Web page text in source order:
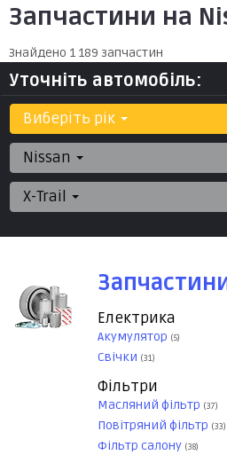
Запчастини на
Знайдено 1 189 запчастин
Уточніть автомобіль:
Виберіть рік
Nissan
X-Trail
Електрика
Акумулятор (5)
Свічки (31)
Фільтри
Масляний фільтр (37)
Повітряний фільтр (33)
Фільтр салону (38)